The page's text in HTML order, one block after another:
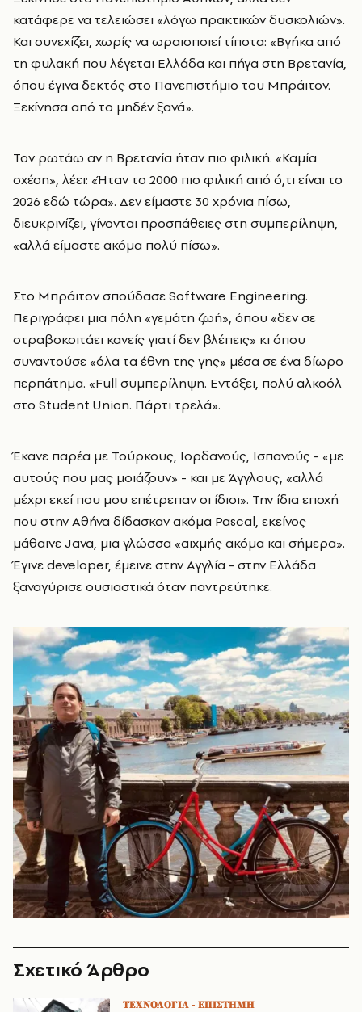
κατάφερε να τελειώσει «λόγω πρακτικών δυσκολιών».
Και συνεχίζει, χωρίς να ωραιοποιεί τίποτα: «Βγήκα από
τη φυλακή που λέγεται Ελλάδα και πήγα στη Βρετανία,
όπου έγινα δεκτός στο Πανεπιστήμιο του Μπράιτον.
Ξεκίνησα από το μηδέν ξανά».
Τον ρωτάω αν η Βρετανία ήταν πιο φιλική. «Καμία
σχέση», λέει: «Ήταν το 2000 πιο φιλική από ό,τι είναι το
2026 εδώ τώρα». Δεν είμαστε 30 χρόνια πίσω,
διευκρινίζει, γίνονται προσπάθειες στη συμπερίληψη,
«αλλά είμαστε ακόμα πολύ πίσω».
Στο Μπράιτον σπούδασε Software Engineering.
Περιγράφει μια πόλη «γεμάτη ζωή», όπου «δεν σε
στραβοκοιτάει κανείς γιατί δεν βλέπεις» κι όπου
συναντούσε «όλα τα έθνη της γης» μέσα σε ένα δίωρο
περπάτημα. «Full συμπερίληψη. Εντάξει, πολύ αλκοόλ
στο Student Union. Πάρτι τρελά».
Έκανε παρέα με Τούρκους, Ιορδανούς, Ισπανούς - «με
αυτούς που μας μοιάζουν» - και με Άγγλους, «αλλά
μέχρι εκεί που μου επέτρεπαν οι ίδιοι». Την ίδια εποχή
που στην Αθήνα δίδασκαν ακόμα Pascal, εκείνος
μάθαινε Java, μια γλώσσα «αιχμής ακόμα και σήμερα».
Έγινε developer, έμεινε στην Αγγλία - στην Ελλάδα
ξαναγύρισε ουσιαστικά όταν παντρεύτηκε.
Σχετικό Άρθρο
ΤΕΧΝΟΛΟΓΙΑ - ΕΠΙΣΤΗΜΗ